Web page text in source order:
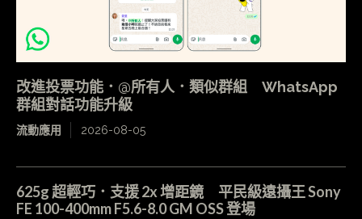
改進投票功能．@所有人．類似群組 WhatsApp
群組對話功能升級
流動應用 2026-08-05
625g 超輕巧．支援 2x 增距鏡 平民級遠攝王 Sony
FE 100-400mm F5.6-8.0 GM OSS 登場